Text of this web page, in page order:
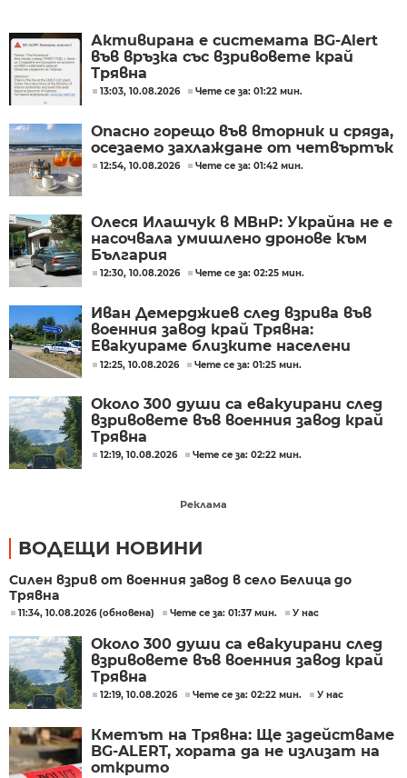
Активирана е системата BG-Alert
във връзка със взривовете край
Трявна
13:03, 10.08.2026 Чете се за: 01:22 мин.
Опасно горещо във вторник и сряда,
осезаемо захлаждане от четвъртък
12:54, 10.08.2026 Чете се за: 01:42 мин.
Олеся Илашчук в МВнР: Украйна не е
насочвала умишлено дронове към
България
12:30, 10.08.2026 Чете се за: 02:25 мин.
Иван Демерджиев след взрива във
военния завод край Трявна:
Евакуираме близките населени
места
12:25, 10.08.2026 Чете се за: 01:25 мин.
Около 300 души са евакуирани след
взривовете във военния завод край
Трявна
12:19, 10.08.2026 Чете се за: 02:22 мин.
Реклама
ВОДЕЩИ НОВИНИ
Силен взрив от военния завод в село Белица до
Трявна
11:34, 10.08.2026 (обновена) Чете се за: 01:37 мин. У нас
Около 300 души са евакуирани след
взривовете във военния завод край
Трявна
12:19, 10.08.2026 Чете се за: 02:22 мин. У нас
Кметът на Трявна: Ще задействаме
BG-ALERT, хората да не излизат на
открито